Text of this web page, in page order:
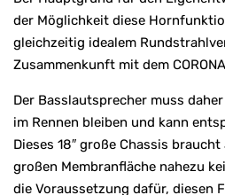
der Möglichkeit diese
gleichzeitig idealem
Zusammenkunft mit dem
Der Basslautsprecher muss
im Rennen bleiben und kann
Dieses 18″ große Chassis
großen Membranfläche nahezu
die Voraussetzung dafür, diesen